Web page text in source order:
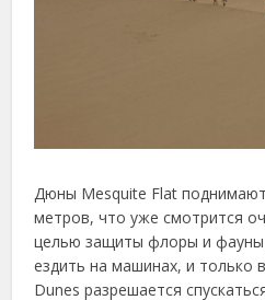
Дюны Mesquite Flat
метров, что уже смотрится
целью защиты флоры и
ездить на машинах, и только
Dunes разрешается